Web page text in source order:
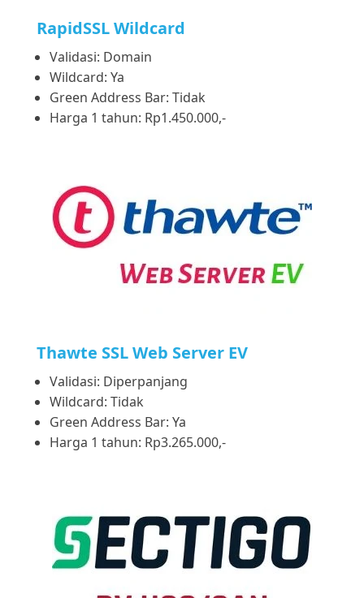
RapidSSL Wildcard
Validasi: Domain
Wildcard: Ya
Green Address Bar: Tidak
Harga 1 tahun: Rp1.450.000,-
Thawte SSL Web Server EV
Validasi: Diperpanjang
Wildcard: Tidak
Green Address Bar: Ya
Harga 1 tahun: Rp3.265.000,-